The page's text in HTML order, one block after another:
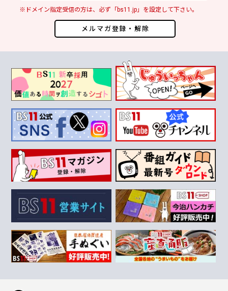
メルマガ登録・解除
※ドメイン指定受信の方は、必ず「bs11.jp」を設定して下さい。